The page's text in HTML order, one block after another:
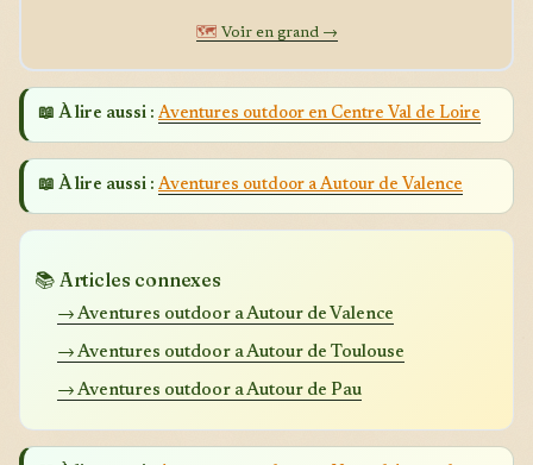
🗺️ Voir en grand →
📖 À lire aussi : Aventures outdoor en Centre Val de Loire
📖 À lire aussi : Aventures outdoor a Autour de Valence
📚 Articles connexes
→ Aventures outdoor a Autour de Valence
→ Aventures outdoor a Autour de Toulouse
→ Aventures outdoor a Autour de Pau